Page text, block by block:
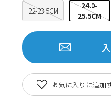
22-23.5CM
24.0-
25.5CM
お気に入りに追加